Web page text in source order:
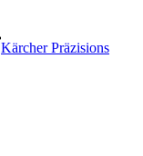
Kärcher Präzisions